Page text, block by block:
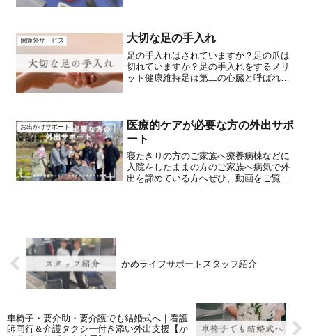
差の越え方、外出先の下見の...
保険外サービス 大切な足の手入れ
足の手入れはされていますか？足の爪は
切れていますか？足の手入れをするメリ
ット健康維持足は第二の心臓と呼ばれ、
ます。怪我の予防足裏の角質...
お出かけサポート
医療的ケアが必要な方の外出サポ
ート
寝たきりの方のご家族へ療養病棟などに
入院をしたままの方のご家族へ病気で外
出を諦めている方へぜひ、動画をご覧く
かめライフサポートスタッフ紹介
車椅子・要介助・要介護でも結婚式へ｜看護
師同行＆介護タクシー付き添い外出支援【か